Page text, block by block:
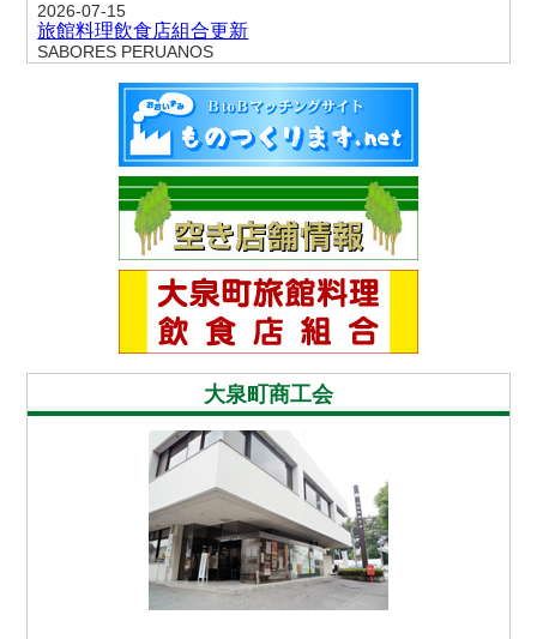
2026-07-15
旅館料理飲食店組合更新
SABORES PERUANOS
2026-07-15
旅館料理飲食店組合更新
NEW GURAS
2026-07-15
旅館料理飲食店組合更新
MINA NHAT QUAN
旅館料理飲食店組合更新
RECANTO BRASIL
旅館料理飲食店組合更新
BABB BAAN BAAN
2026-07-15
「ぐんま創業スクール２０２６」の開催について
新着情報更新
庁舎移転記念イベントの開催について
新着情報更新
第54回大泉まつりポスター社名掲載募集について
新着情報更新
大泉町商工会